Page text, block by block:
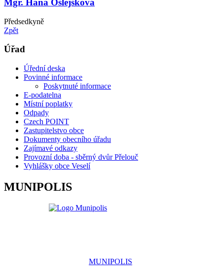
Mgr. Hana Ošlejšková
Předsedkyně
Zpět
Úřad
Úřední deska
Povinné informace
Poskytnuté informace
E-podatelna
Místní poplatky
Odpady
Czech POINT
Zastupitelstvo obce
Dokumenty obecního úřadu
Zajímavé odkazy
Provozní doba - sběrný dvůr Přelouč
Vyhlášky obce Veselí
MUNIPOLIS
MUNIPOLIS